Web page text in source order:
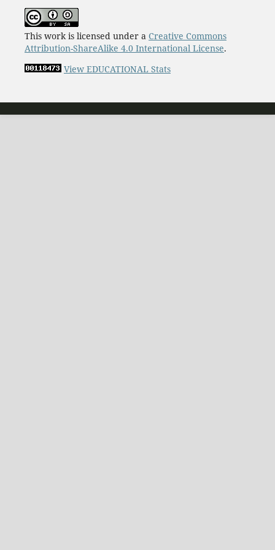
This work is licensed under a Creative Commons
Attribution-ShareAlike 4.0 International License.
View EDUCATIONAL Stats